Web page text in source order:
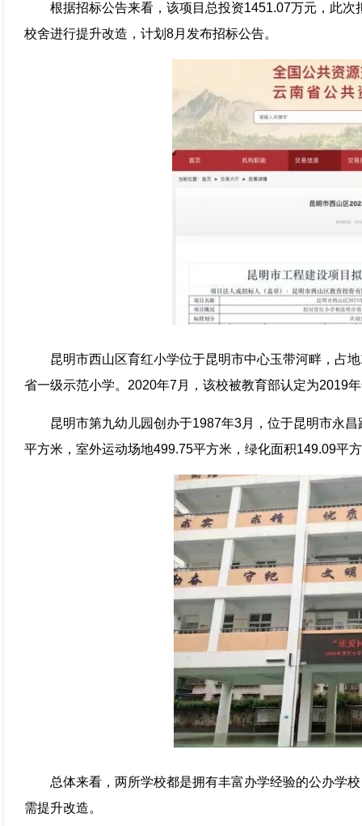
根据招标公告来看，该项目总投资1451.07万元，此
校舍进行提升改造，计划8月发布招标公告。
昆明市西山区育红小学位于昆明市中心玉带河畔，占
省一级示范小学。2020年7月，该校被教育部认定为2019
昆明市第九幼儿园创办于1987年3月，位于昆明市永
平方米，室外运动场地499.75平方米，绿化面积149.09平
总体来看，两所学校都是拥有丰富办学经验的公办学
需提升改造。